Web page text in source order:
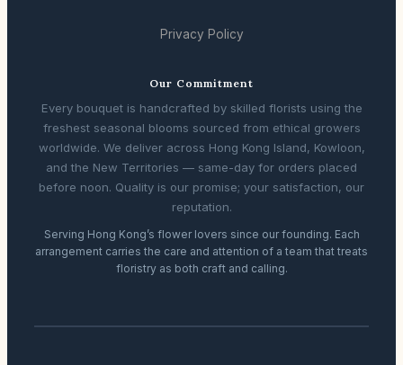
Privacy Policy
Our Commitment
Every bouquet is handcrafted by skilled florists using the
freshest seasonal blooms sourced from ethical growers
worldwide. We deliver across Hong Kong Island, Kowloon,
and the New Territories — same-day for orders placed
before noon. Quality is our promise; your satisfaction, our
reputation.
Serving Hong Kong’s flower lovers since our founding. Each
arrangement carries the care and attention of a team that treats
floristry as both craft and calling.